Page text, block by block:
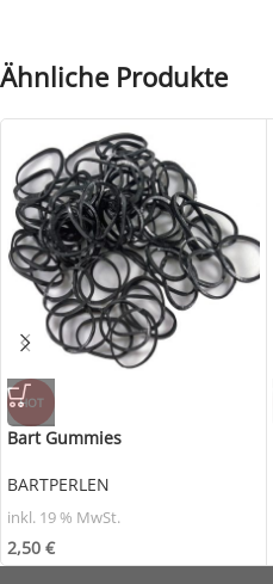
Ähnliche Produkte
HOT
Bart Gummies
BARTPERLEN
inkl. 19 % MwSt.
2,50 €